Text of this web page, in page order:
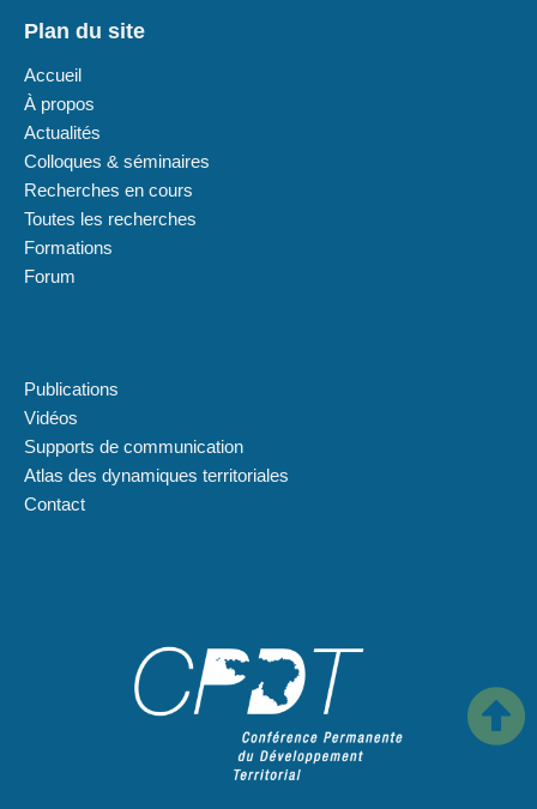
Plan du site
Accueil
À propos
Actualités
Colloques & séminaires
Recherches en cours
Toutes les recherches
Formations
Forum
Publications
Vidéos
Supports de communication
Atlas des dynamiques territoriales
Contact